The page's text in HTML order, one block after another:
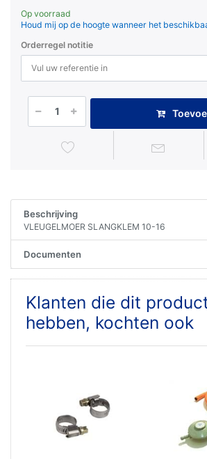
Op voorraad
Houd mij op de hoogte wanneer het
Orderregel notitie
Beschrijving
VLEUGELMOER SLANGKLEM 10-16
Documenten
Klanten die dit
hebben, kochten ook